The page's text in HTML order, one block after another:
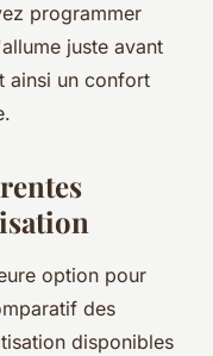
programmer
juste avant
ainsi un confort
option pour
des
disponibles